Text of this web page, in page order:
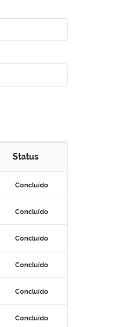
Status
Concluído
Concluído
Concluído
Concluído
Concluído
Concluído